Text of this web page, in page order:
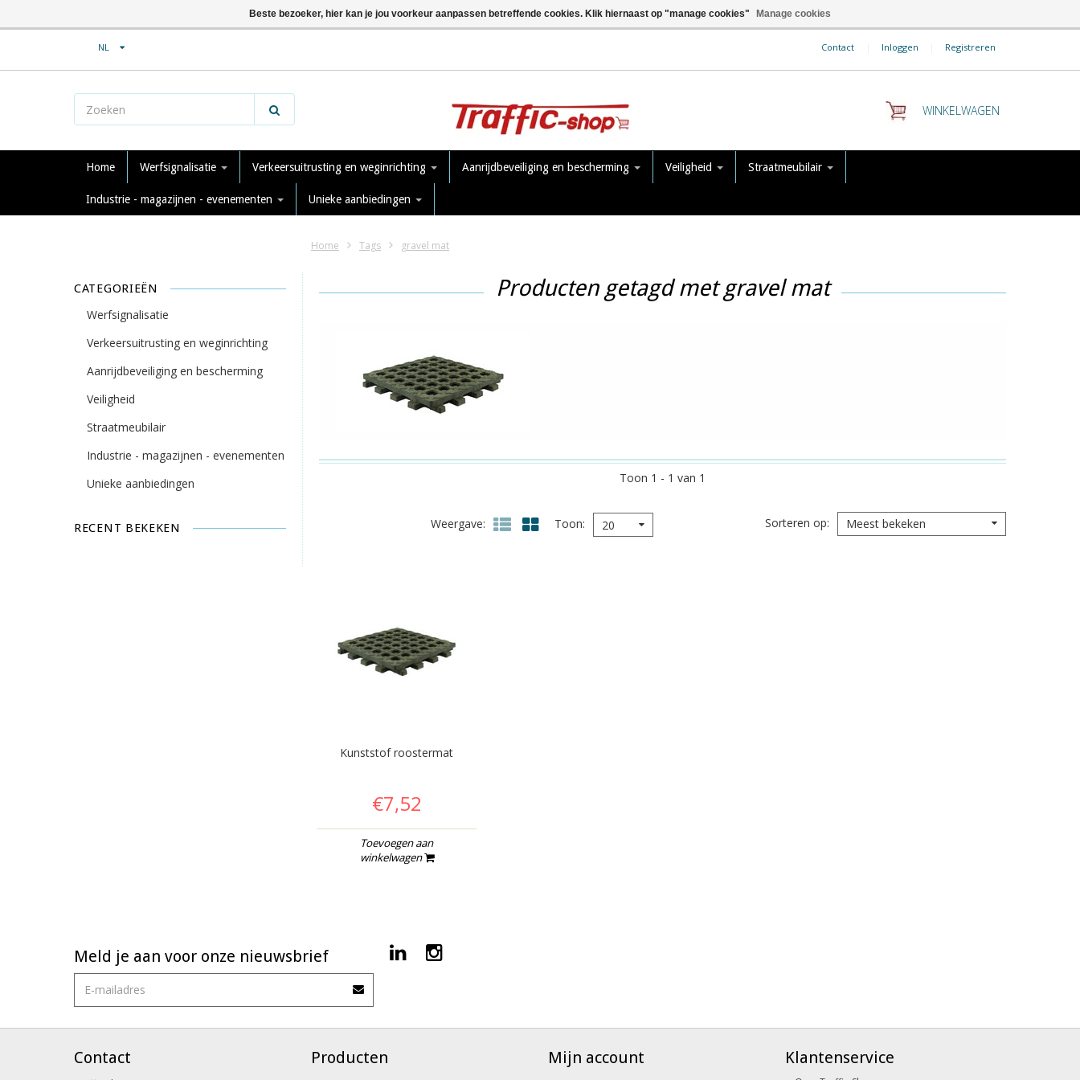
NL Contact | Inloggen | Registreren
WINKELWAGEN
Home Werfsignalisatie Verkeersuitrusting en weginrichting Aanrijdbeveiliging en bescherming Veiligheid Straatmeubilair
Industrie - magazijnen - evenementen Unieke aanbiedingen
Home Tags gravel mat
CATEGORIEËN
Werfsignalisatie
Verkeersuitrusting en weginrichting
Aanrijdbeveiliging en bescherming
Veiligheid
Straatmeubilair
Industrie - magazijnen - evenementen
Unieke aanbiedingen
RECENT BEKEKEN
Producten getagd met gravel mat
Toon 1 - 1 van 1
Weergave Toon 20 Sorteren op Meest bekeken
Kunststof roostermat
€7,52
Toevoegen aan
winkelwagen
Meld je aan voor onze nieuwsbrief
Contact Producten Mijn account Klantenservice
Beste bezoeker, hier kan je jou voorkeur aanpassen betreffende cookies. Klik hiernaast op "manage cookies" Manage cookies